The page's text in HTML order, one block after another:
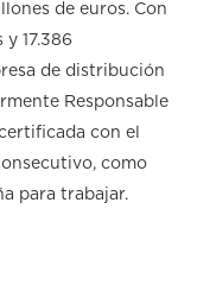
de euros. Con
17.386
de distribución
Responsable
con el
como
para trabajar.